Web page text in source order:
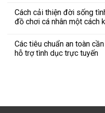
Cách cải thiện đời sống
đồ chơi cá nhân một cách
Các tiêu chuẩn an toàn
hỗ trợ tình dục trực tuyến